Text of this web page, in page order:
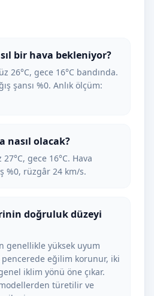
bir hava bekleniyor?
26°C, gece 16°C bandında.
şansı %0. Anlık ölçüm:
nasıl olacak?
gece 16°C. Hava
%0, rüzgâr 24 km/s.
doğruluk düzeyi
genellikle yüksek uyum
eğilim korunur, iki
iklim yönü öne çıkar.
türetilir ve